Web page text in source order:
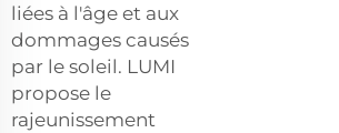
liées à l'âge et aux
dommages causés
par le soleil. LUMI
propose le
rajeunissement